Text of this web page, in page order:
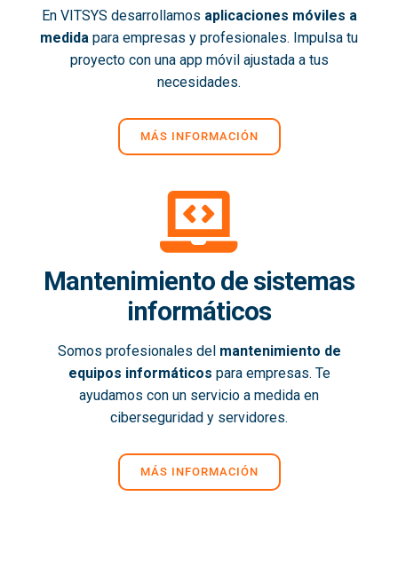
En VITSYS desarrollamos aplicaciones móviles a
medida para empresas y profesionales. Impulsa tu
proyecto con una app móvil ajustada a tus
necesidades.
MÁS INFORMACIÓN
Mantenimiento de sistemas
informáticos
Somos profesionales del mantenimiento de
equipos informáticos para empresas. Te
ayudamos con un servicio a medida en
ciberseguridad y servidores.
MÁS INFORMACIÓN